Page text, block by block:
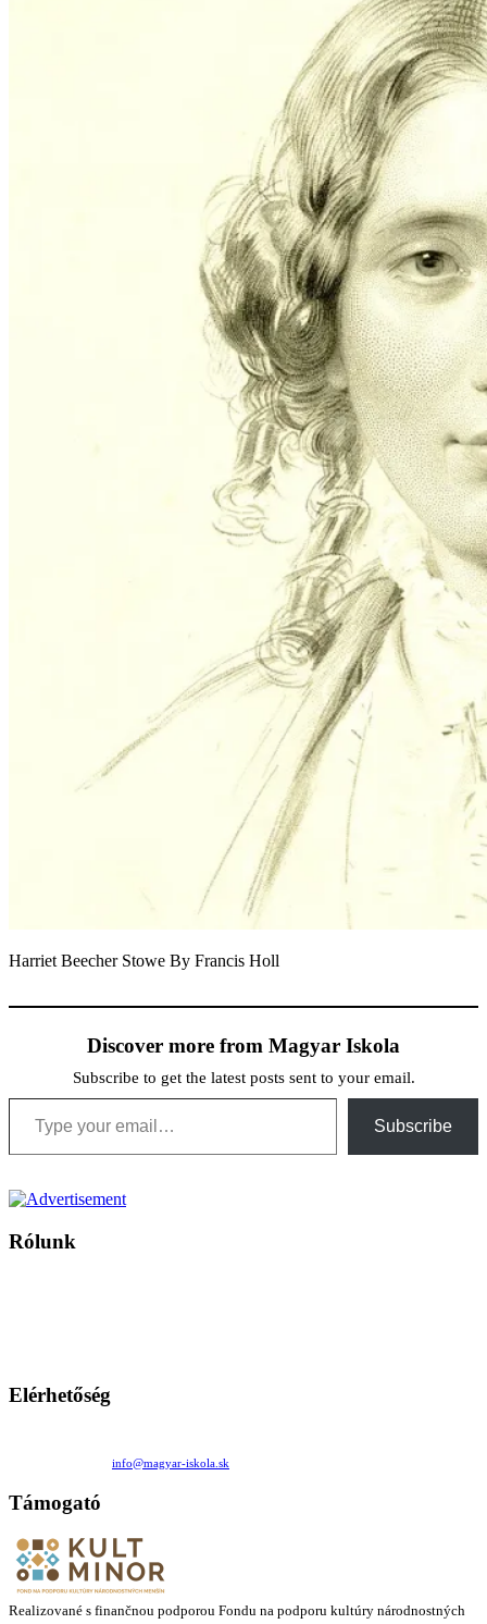
Harriet Beecher Stowe By Francis Holl
Discover more from Magyar Iskola
Subscribe to get the latest posts sent to your email.
Type your email…
Subscribe
Rólunk
Elérhetőség
info@magyar-iskola.sk
Támogató
Realizované s finančnou podporou Fondu na podporu kultúry národnostných